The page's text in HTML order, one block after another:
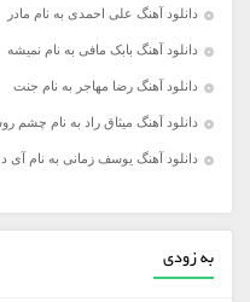
دانلود آهنگ علی احمدی به نام مادر
دانلود آهنگ بابک مافی به نام نمیشه
دانلود آهنگ رضا مهاجر به نام جنت
دانلود آهنگ میثاق راد به نام چشم
دانلود آهنگ یوسف زمانی به نام
به زودی